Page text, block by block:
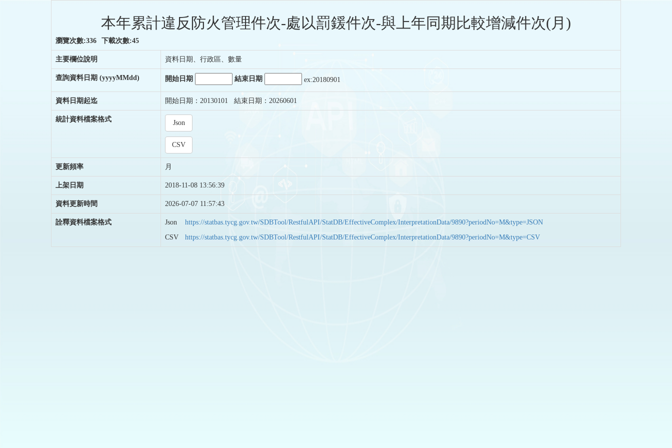
本年累計違反防火管理件次-處以罰鍰件次-與上年同期比較增減件次(月)
瀏覽次數:336 下載次數:45
主要欄位說明 資料日期、行政區、數量
查詢資料日期 (yyyyMMdd) 開始日期 結束日期 ex:20180901
資料日期起迄 開始日期：20130101 結束日期：20260601
統計資料檔案格式 Json
CSV
更新頻率 月
上架日期 2018-11-08 13:56:39
資料更新時間 2026-07-07 11:57:43
詮釋資料檔案格式 Json
https://statbas.tycg.gov.tw/SDBTool/RestfulAPI/StatDB/EffectiveComplex/InterpretationData/9890?periodNo=M&type=JSON
CSV
https://statbas.tycg.gov.tw/SDBTool/RestfulAPI/StatDB/EffectiveComplex/InterpretationData/9890?periodNo=M&type=CSV